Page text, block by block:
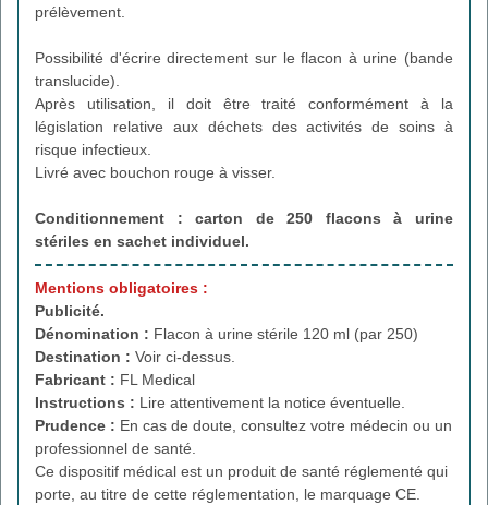
prélèvement.
Possibilité d'écrire directement sur le flacon à urine (bande
translucide).
Après utilisation, il doit être traité conformément à la
législation relative aux déchets des activités de soins à
risque infectieux.
Livré avec bouchon rouge à visser.
Conditionnement : carton de 250 flacons à urine
stériles en sachet individuel.
Mentions obligatoires :
Publicité.
Dénomination : Flacon à urine stérile 120 ml (par 250)
Destination : Voir ci-dessus.
Fabricant : FL Medical
Instructions : Lire attentivement la notice éventuelle.
Prudence : En cas de doute, consultez votre médecin ou un
professionnel de santé.
Ce dispositif médical est un produit de santé réglementé qui
porte, au titre de cette réglementation, le marquage CE.